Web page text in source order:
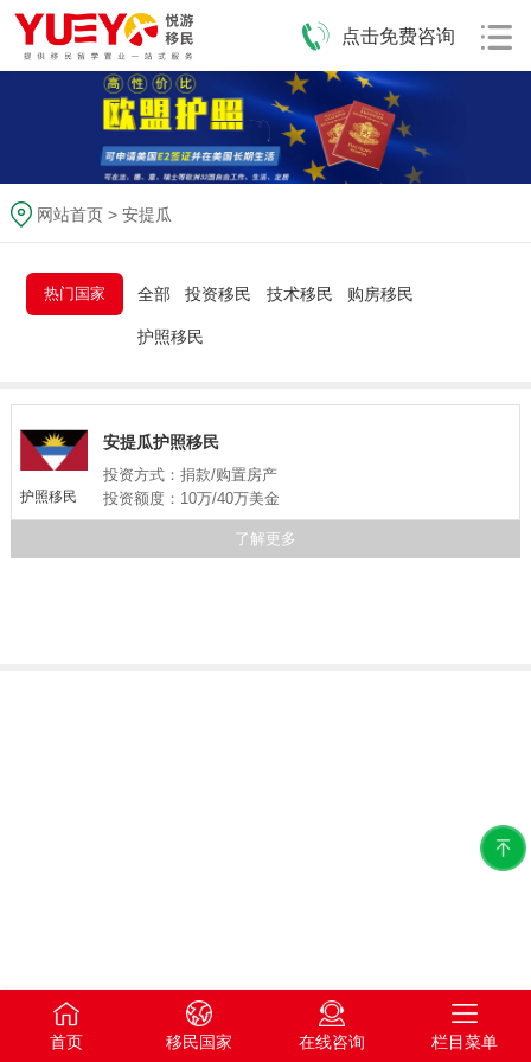
点击免费咨询
网站首页> 安提瓜
热门国家 全部 投资移民 技术移民 购房移民
护照移民
护照移民
安提瓜护照移民
投资方式：捐款/购置房产
投资额度：10万/40万美金
了解更多
首页 移民国家 在线咨询 栏目菜单